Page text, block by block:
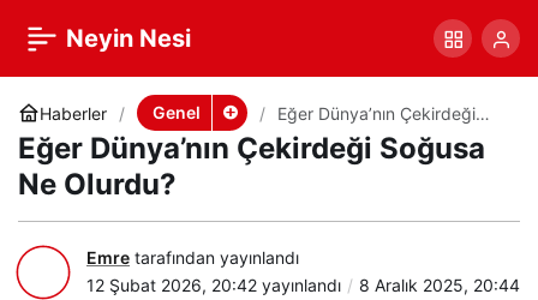
Neyin Nesi
Haberler Genel
Eğer Dünya’nın Çekirdeği
Soğusa Ne Olurdu?
Eğer Dünya’nın Çekirdeği Soğusa
Ne Olurdu?
Emre tarafından yayınlandı
12 Şubat 2026, 20:42 yayınlandı
8 Aralık 2025, 20:44
Eğer Dünya’nın Çekirdeği
Soğusa Ne Olurdu?
Paylaş